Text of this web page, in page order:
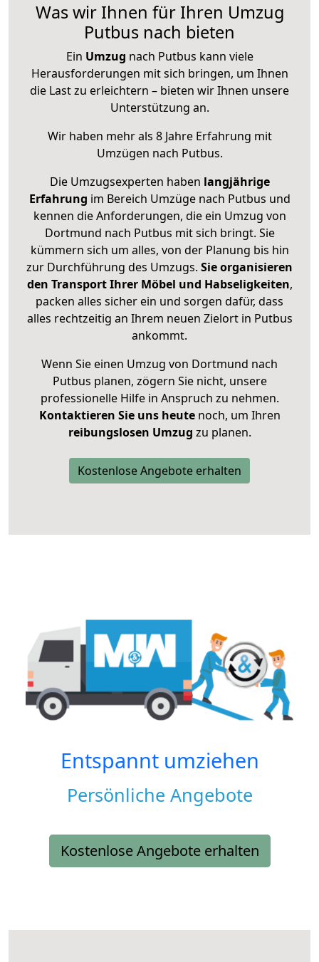
Was wir Ihnen für Ihren Umzug
Putbus nach bieten
Ein Umzug nach Putbus kann viele
Herausforderungen mit sich bringen, um Ihnen
die Last zu erleichtern – bieten wir Ihnen unsere
Unterstützung an.
Wir haben mehr als 8 Jahre Erfahrung mit
Umzügen nach Putbus.
Die Umzugsexperten haben langjährige
Erfahrung im Bereich Umzüge nach Putbus und
kennen die Anforderungen, die ein Umzug von
Dortmund nach Putbus mit sich bringt. Sie
kümmern sich um alles, von der Planung bis hin
zur Durchführung des Umzugs. Sie organisieren
den Transport Ihrer Möbel und Habseligkeiten,
packen alles sicher ein und sorgen dafür, dass
alles rechtzeitig an Ihrem neuen Zielort in Putbus
ankommt.
Wenn Sie einen Umzug von Dortmund nach
Putbus planen, zögern Sie nicht, unsere
professionelle Hilfe in Anspruch zu nehmen.
Kontaktieren Sie uns heutenoch, um Ihren
reibungslosen Umzug zu planen.
Kostenlose Angebote erhalten
Entspannt umziehen
Persönliche Angebote
Kostenlose Angebote erhalten